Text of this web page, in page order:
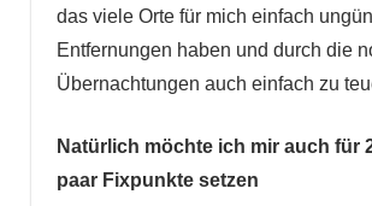
das viele Orte für mich einfach
Entfernungen haben und durch die
Übernachtungen auch einfach zu
Natürlich möchte ich mir auch für
paar Fixpunkte setzen